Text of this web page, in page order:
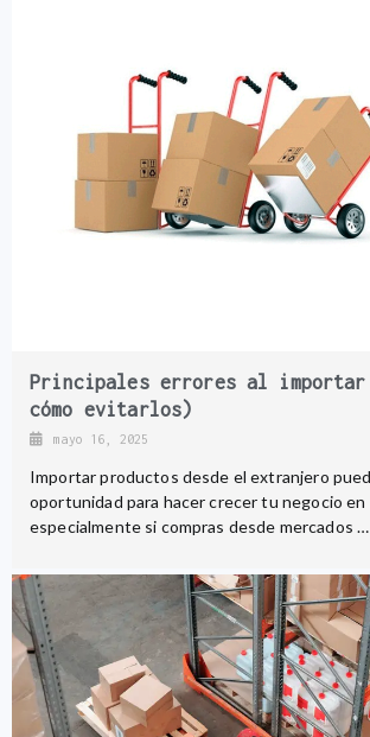
Principales errores al
cómo evitarlos)
mayo 16, 2025
Importar productos desde el extranjero
oportunidad para hacer crecer tu negocio en
especialmente si compras desde mercados …